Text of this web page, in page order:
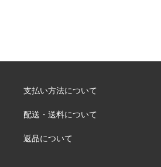
支払い方法について
配送・送料について
返品について